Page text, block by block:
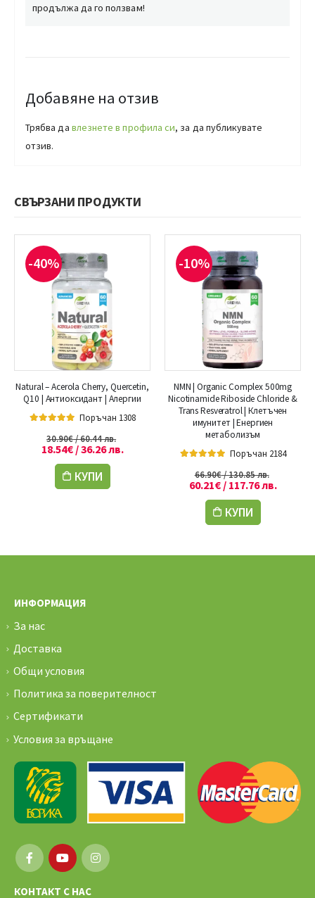
продължа да го ползвам!
Добавяне на отзив
Трябва да влезнете в профила си, за да публикувате
отзив.
СВЪРЗАНИ ПРОДУКТИ
-40%
Natural – Acerola Cherry, Quercetin,
Q10 | Антиоксидант | Алергии
Поръчан 1308
30.90€/ 60.44 лв.
18.54€/ 36.26 лв.
КУПИ
-10%
NMN | Organic Complex 500mg
Nicotinamide Riboside Chloride &
Trans Resveratrol | Клетъчен
имунитет | Енергиен
метаболизъм
Поръчан 2184
66.90€/ 130.85 лв.
60.21€/ 117.76 лв.
КУПИ
ИНФОРМАЦИЯ
За нас
Доставка
Общи условия
Политика за поверителност
Сертификати
Условия за връщане
КОНТАКТ С НАС